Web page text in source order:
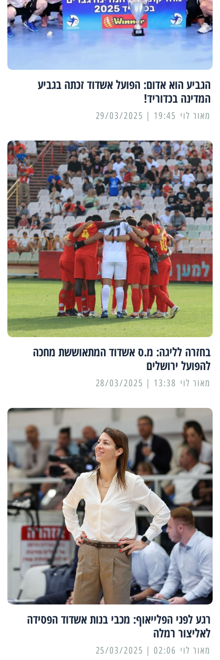
הגביע הוא אדום: הפועל אשדוד זכתה בגביע
המדינה בכדוריד!
מאור לוי 19:45 | 29/03/2025
בחזרה לליגה: מ.ס אשדוד המתאוששת מחכה
להפועל ירושלים
מאור לוי 13:38 | 28/03/2025
רגע לפני הפלייאוף: מכבי בנות אשדוד הפסידה
לאליצור רמלה
מאור לוי 02:06 | 25/03/2025